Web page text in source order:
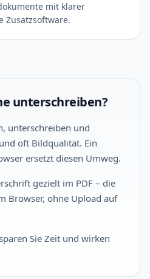
mit klarer
Zusatzsoftware.
unterschreiben?
unterschreiben und
oft Bildqualität. Ein
ersetzt diesen Umweg.
gezielt im PDF – die
Browser, ohne Upload auf
Sie Zeit und wirken